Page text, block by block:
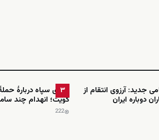
جدید: آرزوی انتقام از
دوباره ایران
۳
ادعای سپاه دربارهٔ
کویت؛ انهدام چند
222